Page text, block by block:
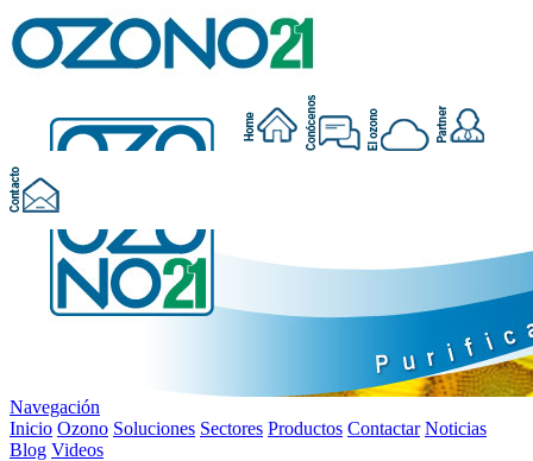
Navegación
Inicio Ozono Soluciones Sectores Productos Contactar Noticias
Blog Videos